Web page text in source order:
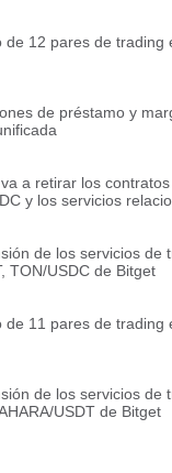
de 12 pares de trading
de préstamo y
a retirar los contratos
y los servicios
de los servicios de
TON/USDC de Bitget
de 11 pares de trading
de los servicios de
USDT de Bitget